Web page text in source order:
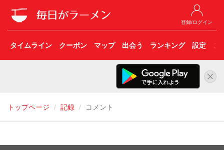
登録/ログイン
タイムライン クーポン マップ 出会う ランキング 設定 こ
トップページ 記録 コメント